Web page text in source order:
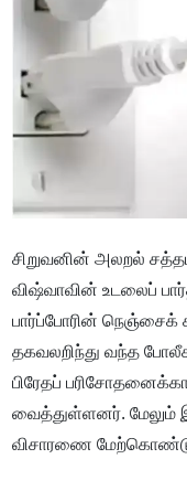
சிறுவனின் அலறல்
விஷ்வாவின் உடலைப்
பார்ப்போரின் நெஞ்சைக்
தகவலறிந்து வந்த
பிரேதப்
வைத்துள்ளனர். மேலும்
விசாரணை